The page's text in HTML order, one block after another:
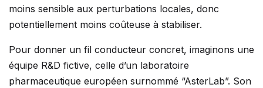
moins sensible aux perturbations locales, donc
potentiellement moins coûteuse à stabiliser.
Pour donner un fil conducteur concret, imaginons une
équipe R&D fictive, celle d’un laboratoire
pharmaceutique européen surnommé “AsterLab”. Son